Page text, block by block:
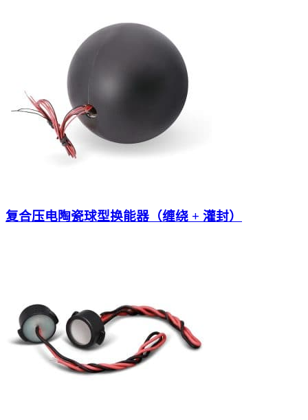
复合压电陶瓷球型换能器（缠绕 + 灌封）